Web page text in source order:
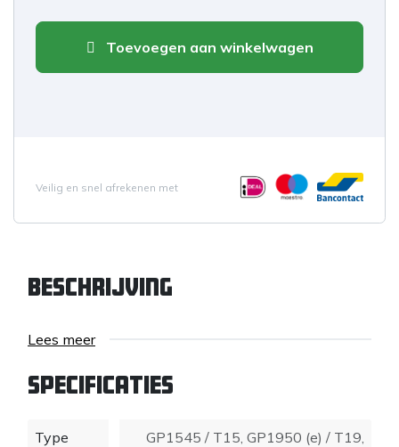
Toevoegen aan winkelwagen
Veilig en snel afrekenen met
Beschrijving
Lees meer
Specificaties
Type GP1545 / T15, GP1950 (e) / T19,